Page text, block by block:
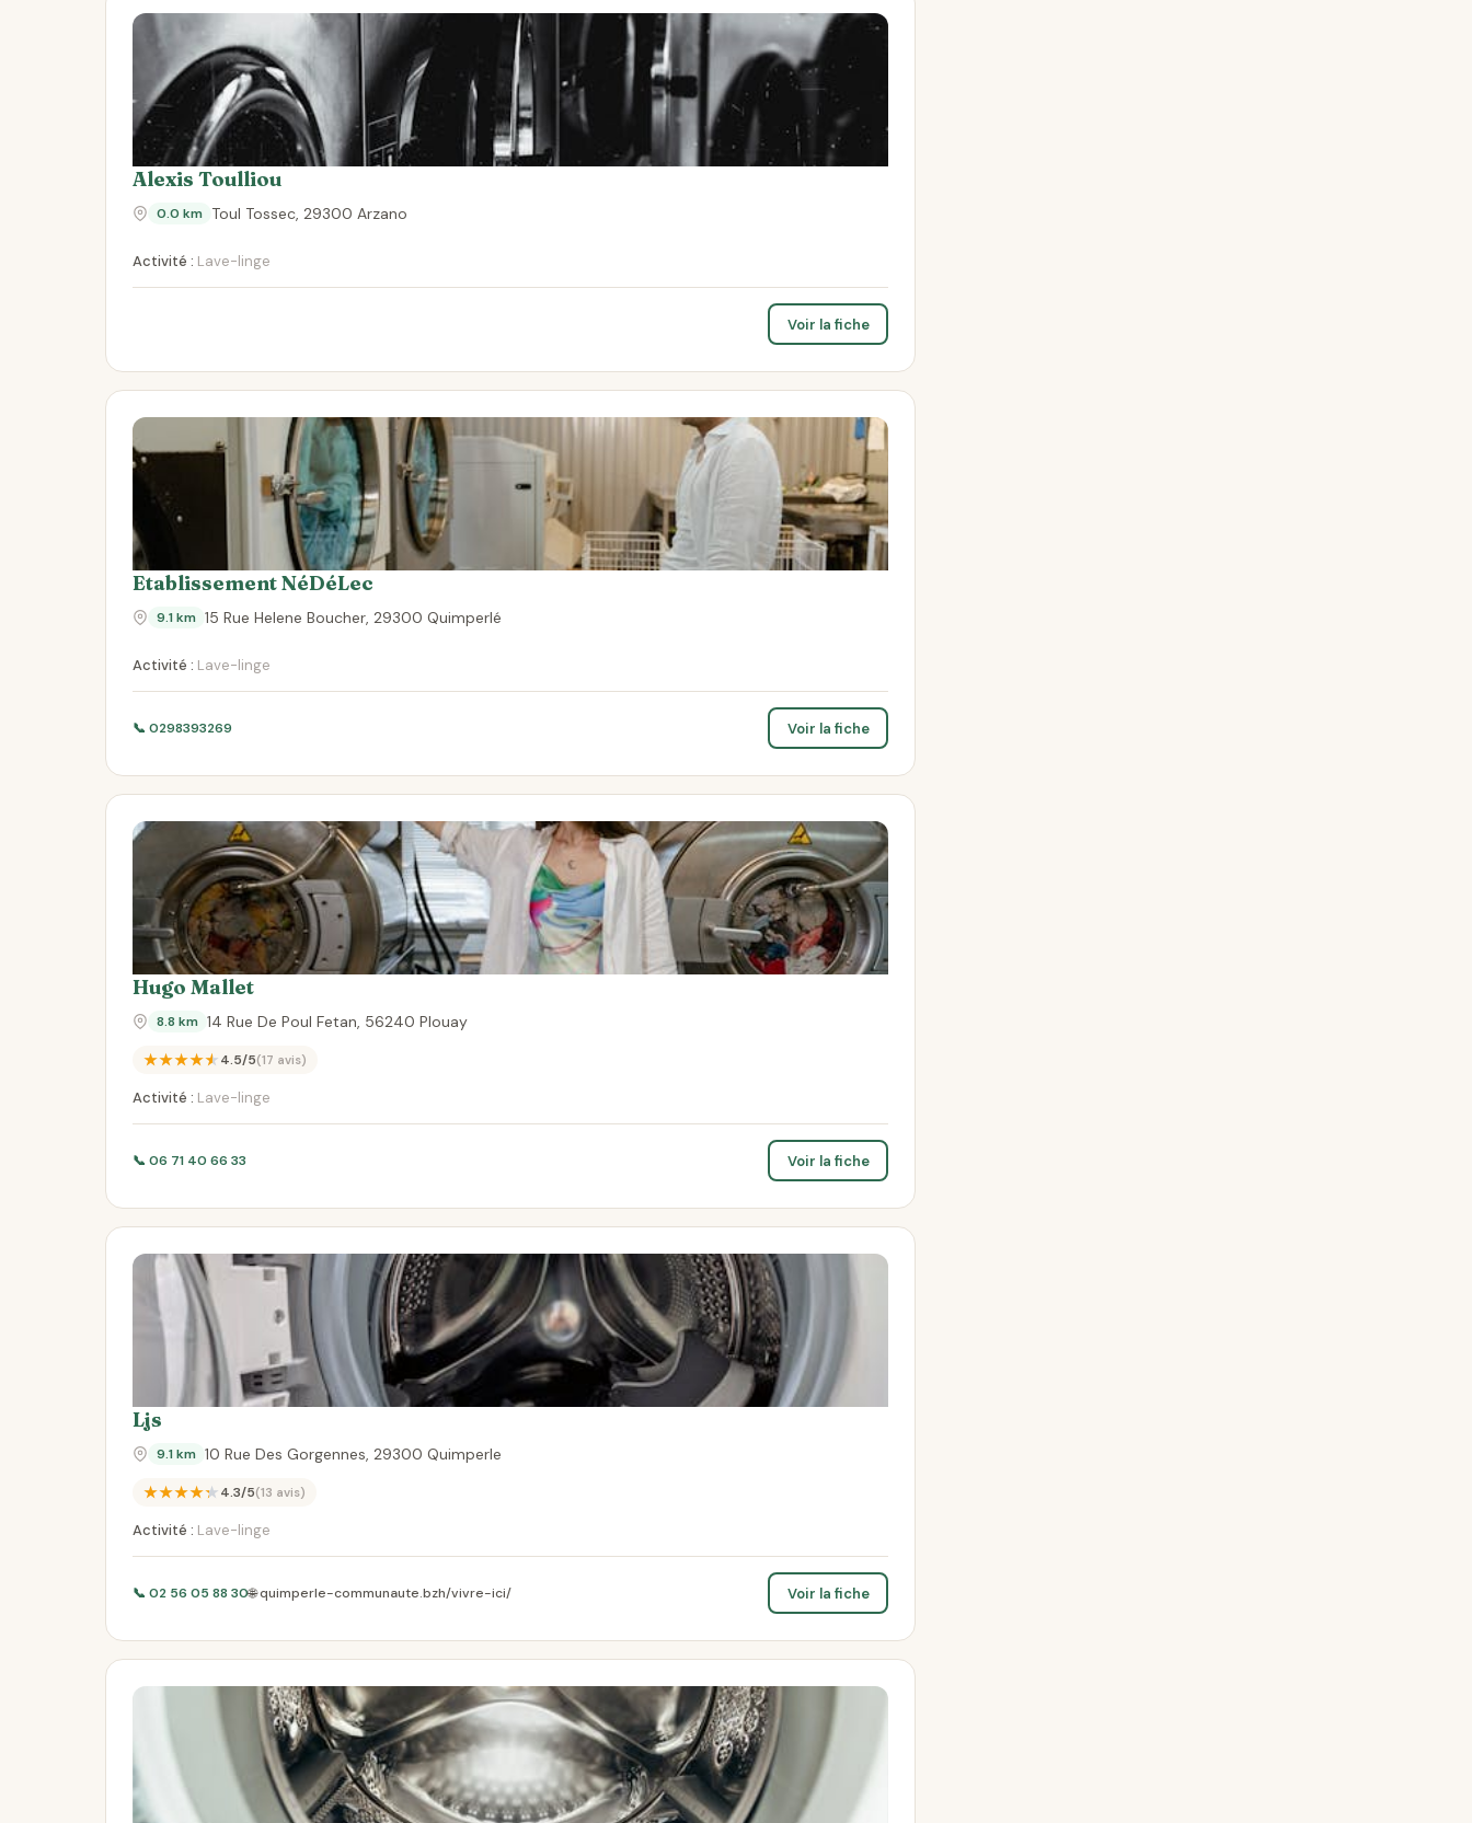
Alexis Toulliou
0.0 km Toul Tossec, 29300 Arzano
Activité : Lave-linge
Voir la fiche
Etablissement NéDéLec
9.1 km 15 Rue Helene Boucher, 29300 Quimperlé
Activité : Lave-linge
📞 0298393269 Voir la fiche
Hugo Mallet
8.8 km 14 Rue De Poul Fetan, 56240 Plouay
★★★★★4.5/5(17 avis)
Activité : Lave-linge
📞 06 71 40 66 33 Voir la fiche
Ljs
9.1 km 10 Rue Des Gorgennes, 29300 Quimperle
★★★★★4.3/5(13 avis)
Activité : Lave-linge
📞 02 56 05 88 30🌐 quimperle-communaute.bzh/vivre-ici/ Voir la fiche